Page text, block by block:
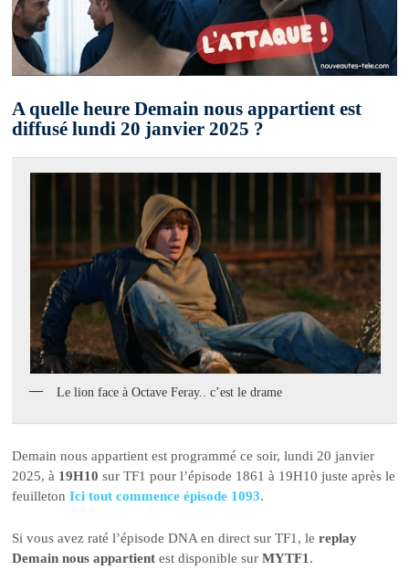
A quelle heure Demain nous appartient est
diffusé lundi 20 janvier 2025 ?
Le lion face à Octave Feray.. c’est le drame
Demain nous appartient est programmé ce soir, lundi 20 janvier
2025, à 19H10 sur TF1 pour l’épisode 1861 à 19H10 juste après le
feuilletonIci tout commence épisode 1093.
Si vous avez raté l’épisode DNA en direct sur TF1, lereplay
Demain nous appartient est disponible surMYTF1 .